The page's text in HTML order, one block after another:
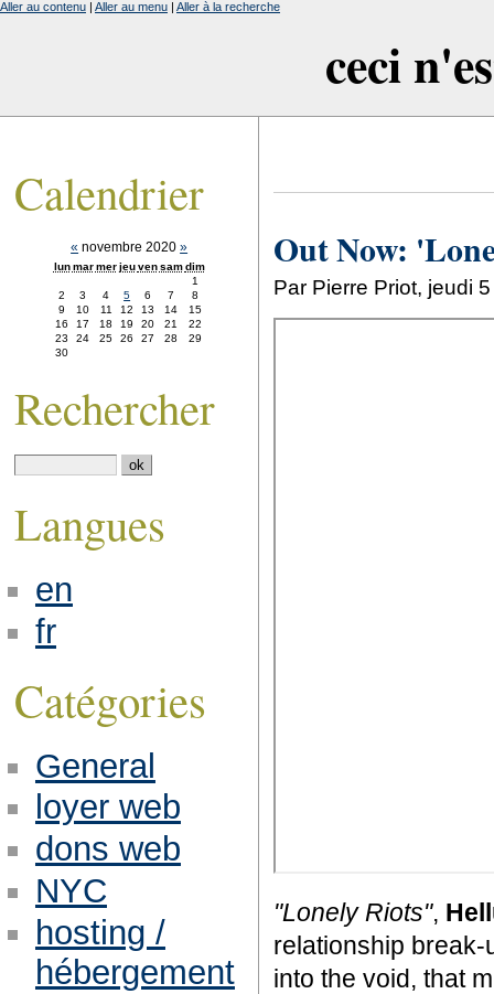
ceci
Aller au contenu | Aller au menu | Aller à la recherche
Out Now:
Par Pierre Priot, jeudi
"Lonely Riots",
relationship break-
into the void, that
Calendrier
« novembre 2020»
lun mar mer jeu ven sam dim
1
2
3 4 5 6 7
8
9
10 11 12 13 14
15
16
17 18 19 20 21
22
23
24 25 26 27 28
29
30
Rechercher
Langues
en
fr
Catégories
General
loyer web
dons web
NYC
hosting /
hébergement